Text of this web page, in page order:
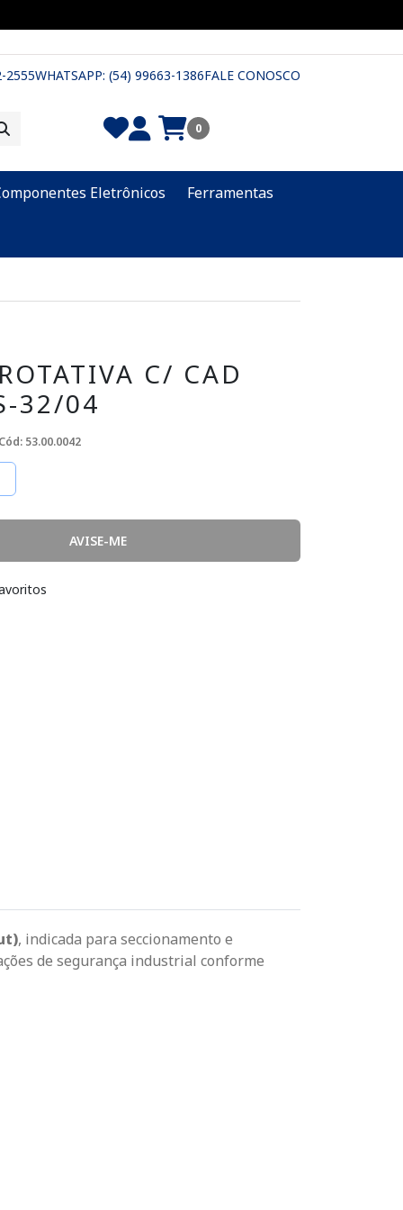
2555WHATSAPP: (54) 99663-1386FALE CONOSCO
0
Eletrônicos Ferramentas
C/ CAD
32/04
Cód: 53.00.0042
AVISE-ME
, indicada para seccionamento e
de segurança industrial conforme